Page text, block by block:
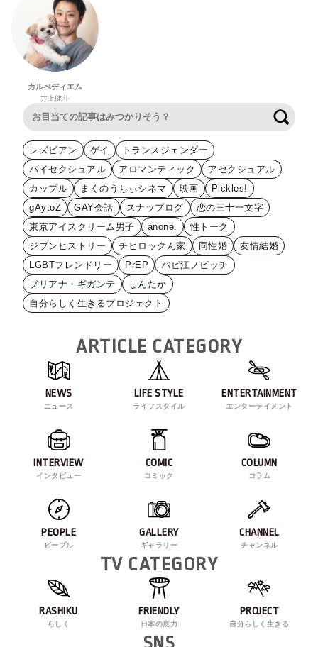
カルぺディエム
井上健斗
レズビアン ゲイ
トランスジェンダー
バイセクシュアル
アロマンティック
アセクシュアル
カップル
まくのうちぃシネマ 映画
Pickles!
gAytoZ
GAY会話 スナップログ
恋の三十一文字
東京アイスクリーム男子
anone.
性トーク
ジブンヒストリー
チヒロックん家 同性婚
友情結婚
LGBTフレンドリー
PrEP
バビ江ノビッチ
ブリアナ・ギガンテ
しんたか
自分らしく生きるプロジェクト
ARTICLE CATEGORY
NEWS
ニュース
LIFE STYLE
ライフスタイル
ENTERTAINMENT
エンターテイメント
INTERVIEW
インタビュー
COMIC
コミック
COLUMN
コラム
PEOPLE
ピープル
GALLERY
ギャラリー
CHANNEL
チャンネル
TV CATEGORY
RASHIKU
らしく
FRIENDLY
日本の底力
PROJECT
自分らしく生きる